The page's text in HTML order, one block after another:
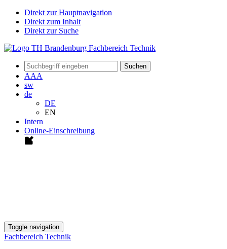
Direkt zur Hauptnavigation
Direkt zum Inhalt
Direkt zur Suche
Suchen
AAA
sw
de
DE
EN
Intern
Online-Einschreibung
Toggle navigation
Fachbereich Technik